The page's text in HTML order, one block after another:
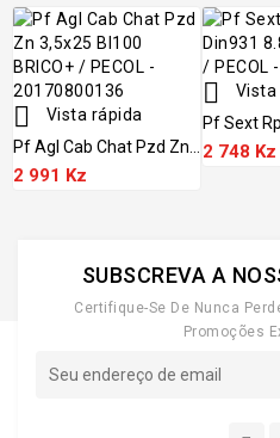

Vista rápida
Pf Agl Cab Chat Pzd Zn...
2 991 Kz

Vista
Pf Sext
2 748 Kz
SUBSCREVA A
Certifique-Se De Nunca
Promoções